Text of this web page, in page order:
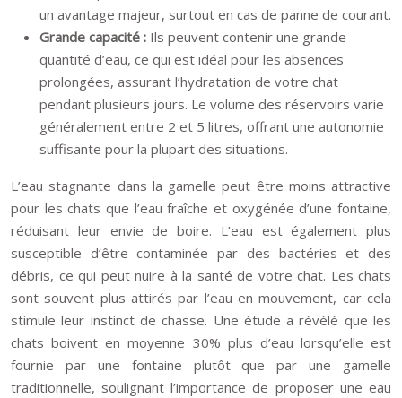
un avantage majeur, surtout en cas de panne de courant.
Grande capacité : Ils peuvent contenir une grande
quantité d’eau, ce qui est idéal pour les absences
prolongées, assurant l’hydratation de votre chat
pendant plusieurs jours. Le volume des réservoirs varie
généralement entre 2 et 5 litres, offrant une autonomie
suffisante pour la plupart des situations.
L’eau stagnante dans la gamelle peut être moins attractive
pour les chats que l’eau fraîche et oxygénée d’une fontaine,
réduisant leur envie de boire. L’eau est également plus
susceptible d’être contaminée par des bactéries et des
débris, ce qui peut nuire à la santé de votre chat. Les chats
sont souvent plus attirés par l’eau en mouvement, car cela
stimule leur instinct de chasse. Une étude a révélé que les
chats boivent en moyenne 30% plus d’eau lorsqu’elle est
fournie par une fontaine plutôt que par une gamelle
traditionnelle, soulignant l’importance de proposer une eau